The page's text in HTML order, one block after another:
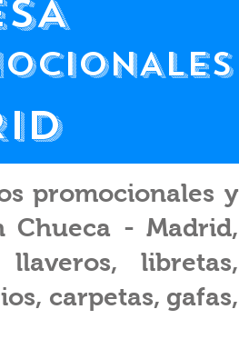
promocionales y
Chueca - Madrid,
libretas,
carpetas, gafas,